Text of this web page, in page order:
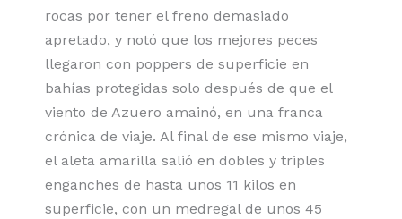
rocas por tener el freno demasiado
apretado, y notó que los mejores peces
llegaron con poppers de superficie en
bahías protegidas solo después de que el
viento de Azuero amainó, en una franca
crónica de viaje. Al final de ese mismo viaje,
el aleta amarilla salió en dobles y triples
enganches de hasta unos 11 kilos en
superficie, con un medregal de unos 45